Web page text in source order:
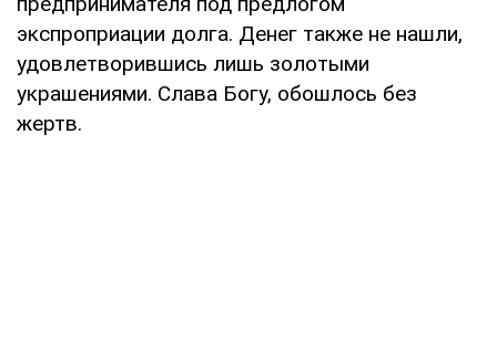
экспроприации долга. Денег также не нашли,
удовлетворившись лишь золотыми
украшениями. Слава Богу, обошлось без
жертв.